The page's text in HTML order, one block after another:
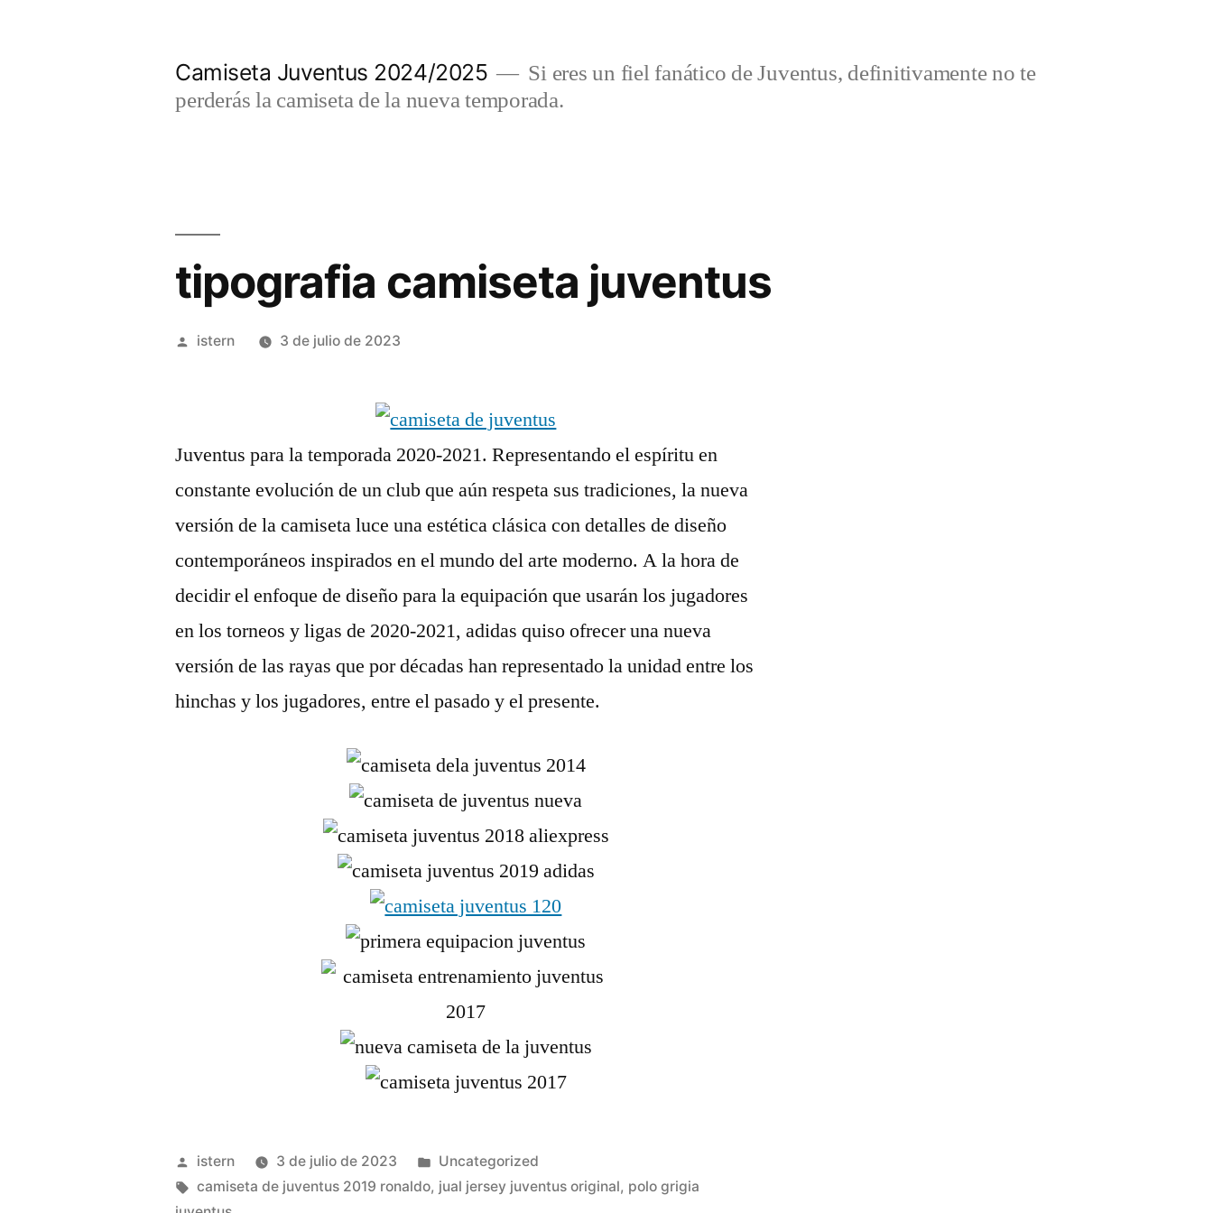
Camiseta Juventus 2024/2025
Si eres un fiel fanático de Juventus, definitivamente no te
perderás la camiseta de la nueva temporada.
tipografia camiseta juventus
Publicado
istern 3 de julio de 2023
Juventus para la temporada 2020-2021. Representando el espíritu en
constante evolución de un club que aún respeta sus tradiciones, la nueva
versión de la camiseta luce una estética clásica con detalles de diseño
contemporáneos inspirados en el mundo del arte moderno. A la hora de
decidir el enfoque de diseño para la equipación que usarán los jugadores
en los torneos y ligas de 2020-2021, adidas quiso ofrecer una nueva
versión de las rayas que por décadas han representado la unidad entre los
hinchas y los jugadores, entre el pasado y el presente.
Publicado
por
istern 3 de julio de 2023
Publicado
en
Uncategorized
Etiquetas:
camiseta de juventus 2019 ronaldo, jual jersey juventus original, polo grigia